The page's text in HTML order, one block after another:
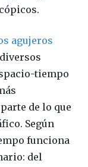
agujeros
tiempo
de lo que
Según
funciona
del